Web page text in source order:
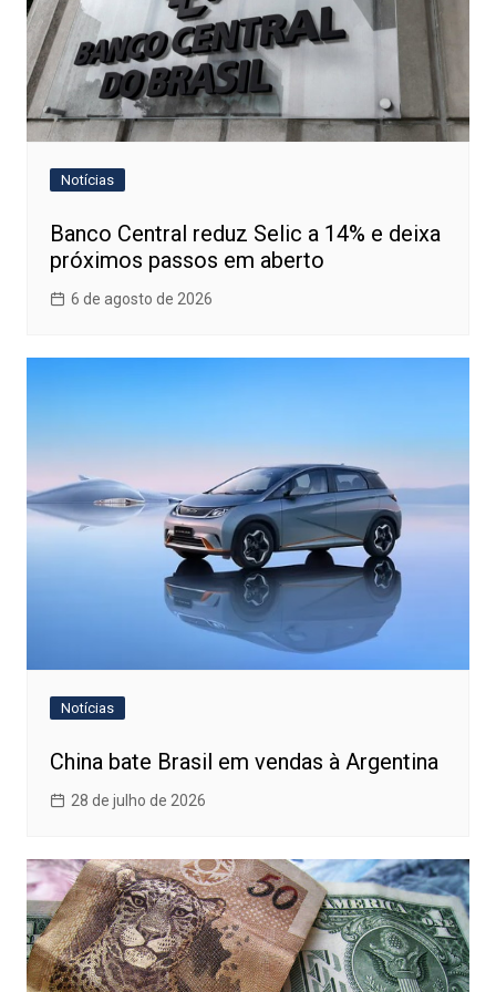
Notícias
Banco Central reduz Selic a 14% e deixa
próximos passos em aberto
6 de agosto de 2026
Notícias
China bate Brasil em vendas à Argentina
28 de julho de 2026